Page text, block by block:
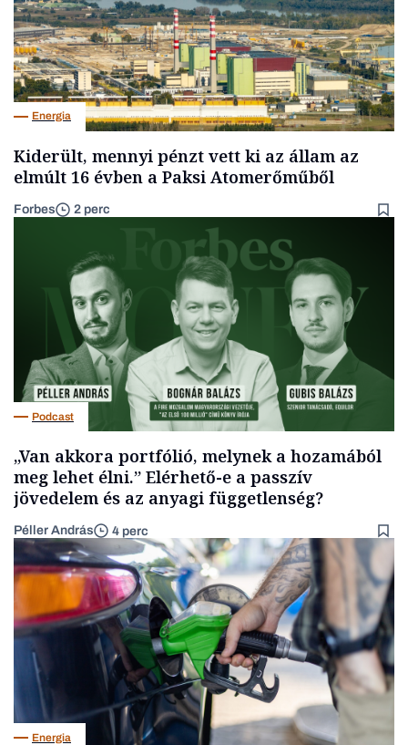
Energia
Kiderült, mennyi pénzt vett ki az állam az
elmúlt 16 évben a Paksi Atomerőműből
Forbes 2 perc
Podcast
„Van akkora portfólió, melynek a hozamából
meg lehet élni.” Elérhető-e a passzív
jövedelem és az anyagi függetlenség?
Péller András 4 perc
Energia